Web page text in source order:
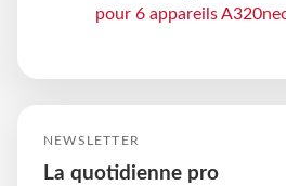
pour 6 appareils
NEWSLETTER
La quotidienne pro